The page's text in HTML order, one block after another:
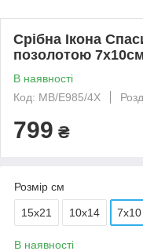
Срібна Ікона
позолотою 7х10см
В наявності
Код: MB/E985/4X
799 ₴
Розмір см
15x21 10x14 7х10
В наявності